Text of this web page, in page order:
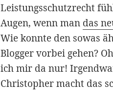
Leistungsschutzrecht
Augen, wenn man das
Wie konnte den sowas
Blogger vorbei gehen?
ich mir da nur!
Christopher macht das